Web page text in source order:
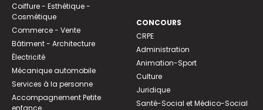
Coiffure - Esthétique -
Cosmétique
Commerce - Vente
Bâtiment - Architecture
Électricité
Mécanique automobile
Services à la personne
Accompagnement Petite
enfance
CONCOURS
CRPE
Administration
Animation-Sport
Culture
Juridique
Santé-Social et Médico-Social